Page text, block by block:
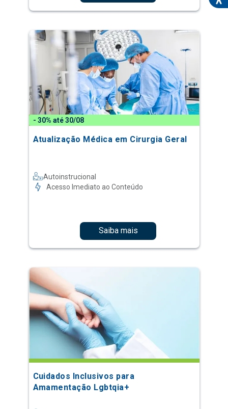
- 30% até 30/08
Atualização Médica em Cirurgia Geral
Autoinstrucional
Acesso Imediato ao Conteúdo
Saiba mais
Cuidados Inclusivos para
Amamentação Lgbtqia+